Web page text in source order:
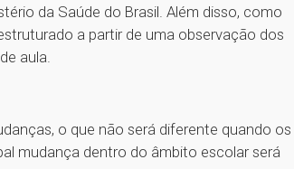
da Saúde do Brasil. Além disso, como
a partir de uma observação dos
aula.
o que não será diferente quando os
mudança dentro do âmbito escolar será